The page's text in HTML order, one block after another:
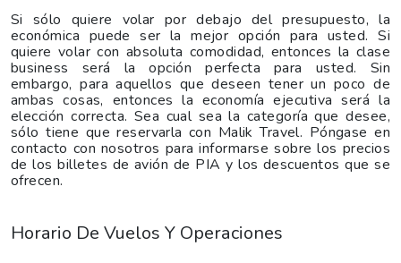
Si sólo quiere volar por debajo del presupuesto, la
económica puede ser la mejor opción para usted. Si
quiere volar con absoluta comodidad, entonces la clase
business será la opción perfecta para usted. Sin
embargo, para aquellos que deseen tener un poco de
ambas cosas, entonces la economía ejecutiva será la
elección correcta. Sea cual sea la categoría que desee,
sólo tiene que reservarla con Malik Travel. Póngase en
contacto con nosotros para informarse sobre los precios
de los billetes de avión de PIA y los descuentos que se
ofrecen.
Horario De Vuelos Y Operaciones